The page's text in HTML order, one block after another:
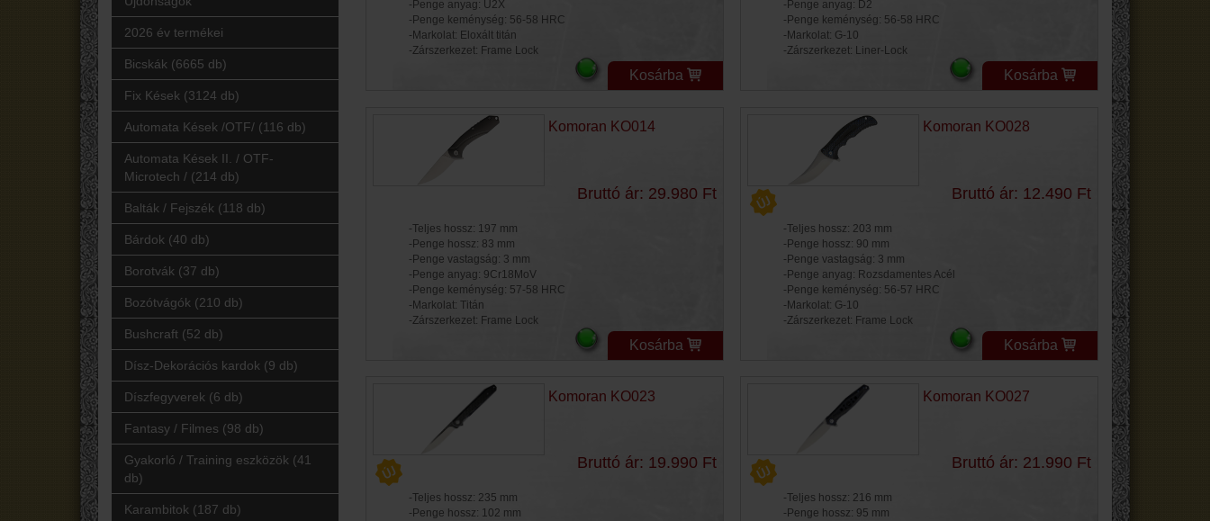
2026 év termékei
Bicskák (6665 db)
Fix Kések (3124 db)
Automata Kések /OTF/ (116 db)
Automata Kések II. / OTF-
Microtech / (214 db)
Balták / Fejszék (118 db)
Bárdok (40 db)
Borotvák (37 db)
Bozótvágók (210 db)
Bushcraft (52 db)
Dísz-Dekorációs kardok (9 db)
Díszfegyverek (6 db)
Fantasy / Filmes (98 db)
Gyakorló / Training eszközök (41
db)
Karambitok (187 db)
-Penge anyag: U2X
-Penge keménység: 56-58 HRC
-Markolat: Eloxált titán
-Zárszerkezet: Frame Lock
Kosárba
-Penge anyag: D2
-Penge keménység: 56-58 HRC
-Markolat: G-10
-Zárszerkezet: Liner-Lock
Kosárba
Komoran KO014
Bruttó ár: 29.980 Ft
-Teljes hossz: 197 mm
-Penge hossz: 83 mm
-Penge vastagság: 3 mm
-Penge anyag: 9Cr18MoV
-Penge keménység: 57-58 HRC
-Markolat: Titán
-Zárszerkezet: Frame Lock
Kosárba
Komoran KO028
Bruttó ár: 12.490 Ft
-Teljes hossz: 203 mm
-Penge hossz: 90 mm
-Penge vastagság: 3 mm
-Penge anyag: Rozsdamentes Acél
-Penge keménység: 56-57 HRC
-Markolat: G-10
-Zárszerkezet: Frame Lock
Kosárba
Komoran KO023
Bruttó ár: 19.990 Ft
-Teljes hossz: 235 mm
-Penge hossz: 102 mm
Komoran KO027
Bruttó ár: 21.990 Ft
-Teljes hossz: 216 mm
-Penge hossz: 95 mm